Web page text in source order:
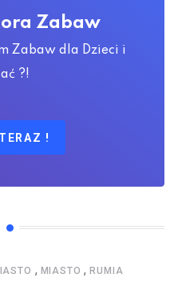
Zabaw
Zabaw dla Dzieci i
?!
!
, MIASTO ,RUMIA